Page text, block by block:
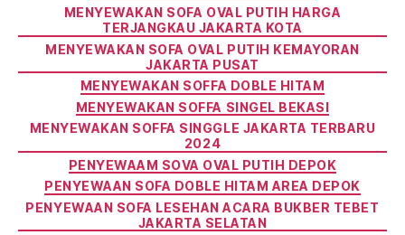
MENYEWAKAN SOFA OVAL PUTIH HARGA
TERJANGKAU JAKARTA KOTA
MENYEWAKAN SOFA OVAL PUTIH KEMAYORAN
JAKARTA PUSAT
MENYEWAKAN SOFFA DOBLE HITAM
MENYEWAKAN SOFFA SINGEL BEKASI
MENYEWAKAN SOFFA SINGGLE JAKARTA TERBARU
2024
PENYEWAAM SOVA OVAL PUTIH DEPOK
PENYEWAAN SOFA DOBLE HITAM AREA DEPOK
PENYEWAAN SOFA LESEHAN ACARA BUKBER TEBET
JAKARTA SELATAN